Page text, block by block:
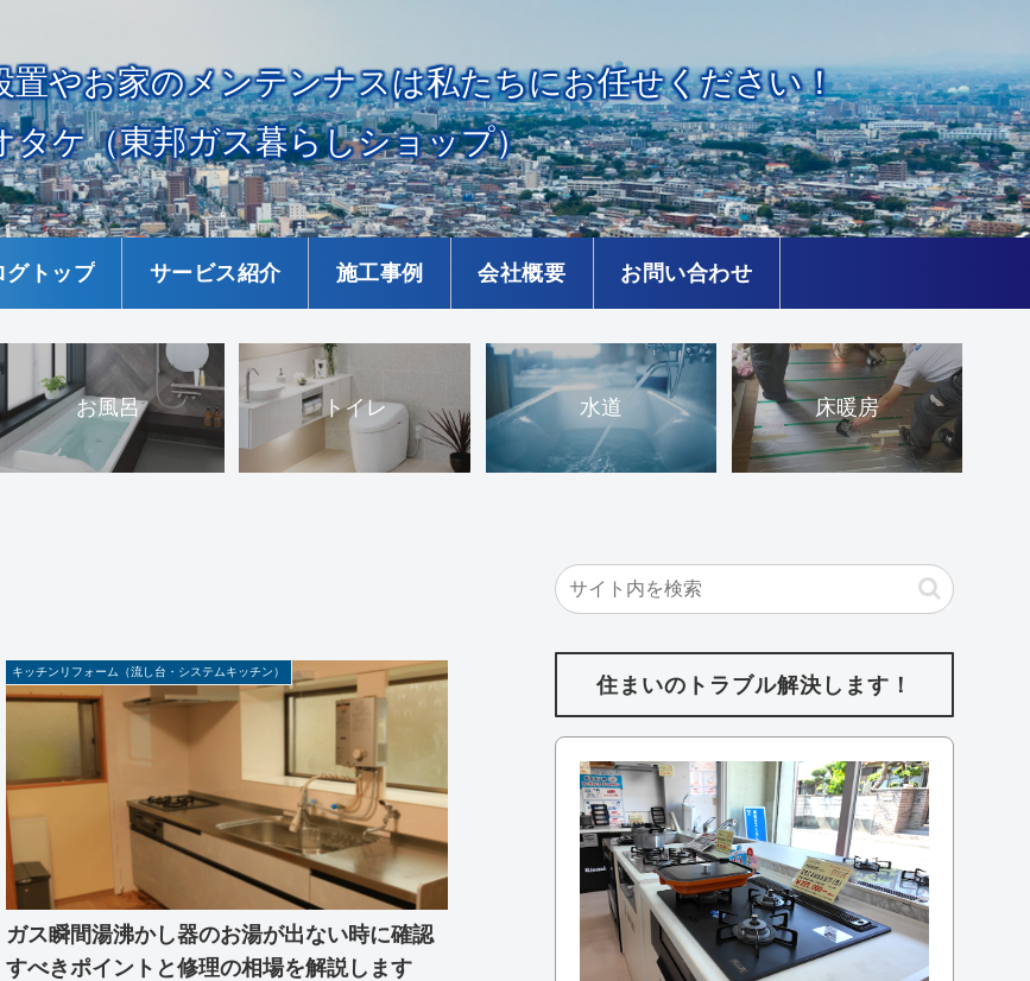
置やお家のメンテンナスは私たちにお任せください！
タケ（東邦ガス暮らしショップ）
グトップ サービス紹介 施工事例 会社概要 お問い合わせ
お風呂 トイレ 水道 床暖房
キッチンリフォーム（流し台・システムキッチン）
ガス瞬間湯沸かし器のお湯が出ない時に確認
すべきポイントと修理の相場を解説します
住まいのトラブル解決します！